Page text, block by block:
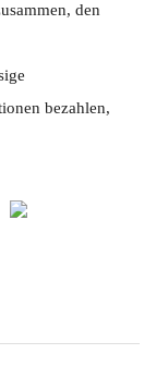
den
bezahlen,